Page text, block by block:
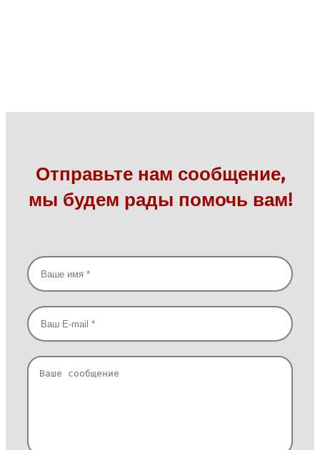
Отправьте нам сообщение,
мы будем рады помочь вам!